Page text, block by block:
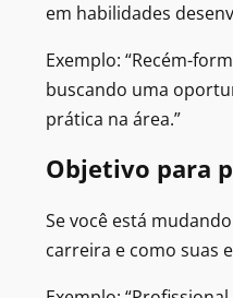
em habilidades
Exemplo: “Recém-
buscando uma
prática na área.”
Objetivo para
Se você está
carreira e como suas